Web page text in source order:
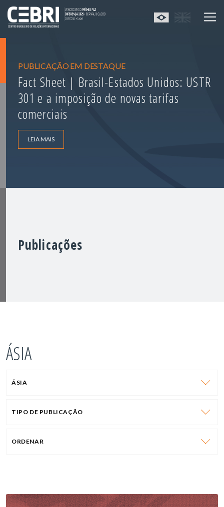
PUBLICAÇÃO EM DESTAQUE
Fact Sheet | Brasil-Estados Unidos: USTR
301 e a imposição de novas tarifas
comerciais
LEIA MAIS
Publicações
ÁSIA
ÁSIA
TIPO DE PUBLICAÇÃO
ORDENAR